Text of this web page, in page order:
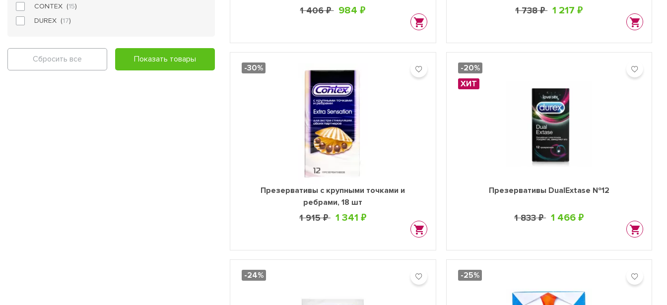
CONTEX (15)
DUREX (17)
Сбросить все Показать товары
1 406 ₽ 984 ₽ 1 738 ₽ 1 217 ₽
-30%
Презервативы с крупными точками и
ребрами, 18 шт
1 915 ₽ 1 341 ₽
-20%
ХИТ
Презервативы DualExtase №12
1 833 ₽ 1 466 ₽
-24% -25%